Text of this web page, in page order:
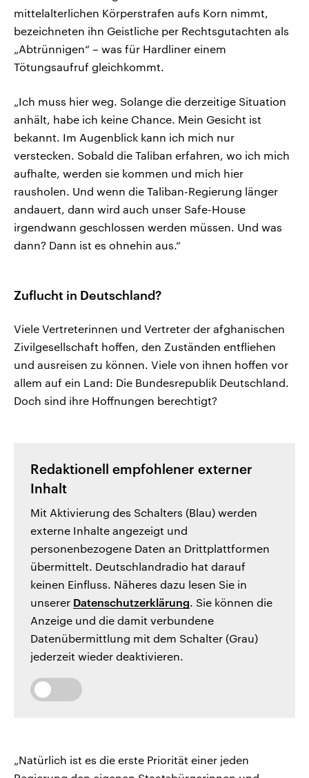
mittelalterlichen Körperstrafen aufs Korn nimmt,
bezeichneten ihn Geistliche per Rechtsgutachten als
„Abtrünnigen“ – was für Hardliner einem
Tötungsaufruf gleichkommt.
„Ich muss hier weg. Solange die derzeitige Situation
anhält, habe ich keine Chance. Mein Gesicht ist
bekannt. Im Augenblick kann ich mich nur
verstecken. Sobald die Taliban erfahren, wo ich mich
aufhalte, werden sie kommen und mich hier
rausholen. Und wenn die Taliban-Regierung länger
andauert, dann wird auch unser Safe-House
irgendwann geschlossen werden müssen. Und was
dann? Dann ist es ohnehin aus.“
Zuflucht in Deutschland?
Viele Vertreterinnen und Vertreter der afghanischen
Zivilgesellschaft hoffen, den Zuständen entfliehen
und ausreisen zu können. Viele von ihnen hoffen vor
allem auf ein Land: Die Bundesrepublik Deutschland.
Doch sind ihre Hoffnungen berechtigt?
Redaktionell empfohlener externer
Inhalt
Mit Aktivierung des Schalters (Blau) werden
externe Inhalte angezeigt und
personenbezogene Daten an Drittplattformen
übermittelt. Deutschlandradio hat darauf
keinen Einfluss. Näheres dazu lesen Sie in
unserer Datenschutzerklärung. Sie können die
Anzeige und die damit verbundene
Datenübermittlung mit dem Schalter (Grau)
jederzeit wieder deaktivieren.
„Natürlich ist es die erste Priorität einer jeden